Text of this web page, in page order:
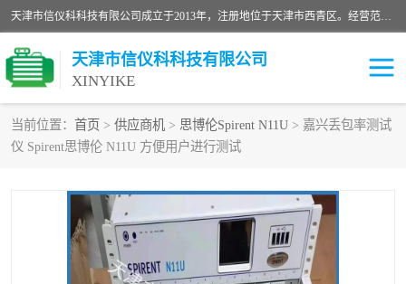
天津市信仪科科技有限公司成立于2013年，注册地位于天津市西青区。经营范围包括计算机软件、电子产品、仪器技术开发、技术转让、技术咨询、技术服务、网络工程、电子监控工程安装等；主要产品有：网络流量测试仪、Ixia XM2、XM12、XGS2、XGS12、400T、1600T、X16网络协议分析仪，Agilent N2X 等等各种型号，欢迎来电咨询。
天津市信仪科科技有限公司
XINYIKE
当前位置： 首页 > 供应商机 > 思博伦Spirent N11U > 嘉兴丢包率测试
仪 Spirent思博伦 N11U 方便用户进行测试
思博伦Spirent C50 思博伦Spirent C1
思博伦Spirent C100 思博伦Spirent N4U
思博伦Spirent N11U 思博伦Spirent SPT-2U